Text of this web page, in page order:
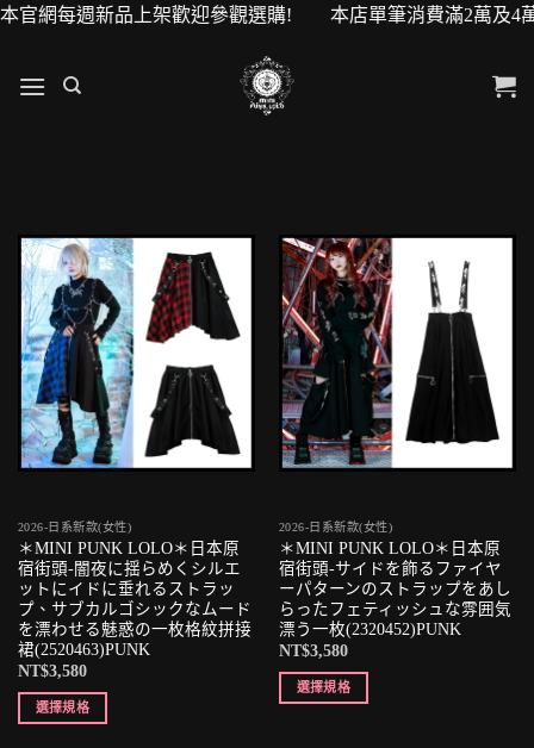
週新品上架歡迎參觀選購! 本店單筆消費滿2萬及4萬即
2026-日系新款(女性)
＊MINI PUNK LOLO＊日本原
宿街頭-闇夜に揺らめくシルエ
ットにイドに垂れるストラッ
プ、サブカルゴシックなムード
を漂わせる魅惑の一枚格紋拼接
裙(2520463)PUNK
NT$3,580
選擇規格
2026-日系新款(女性)
＊MINI PUNK LOLO＊日本原
宿街頭-サイドを飾るファイヤ
ーパターンのストラップをあし
らったフェティッシュな雰囲気
漂う一枚(2320452)PUNK
NT$3,580
選擇規格